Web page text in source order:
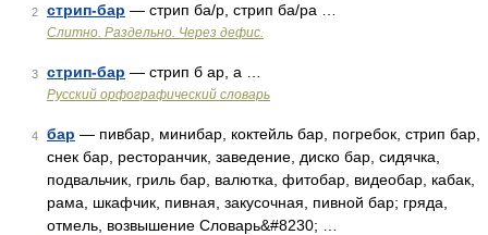
2 стрип-бар — стрип ба/р, стрип ба/ра …
Слитно. Раздельно. Через дефис.
3 стрип-бар — стрип б ар, а …
Русский орфографический словарь
4 бар — пивбар, минибар, коктейль бар, погребок, стрип бар,
снек бар, ресторанчик, заведение, диско бар, сидячка,
подвальчик, гриль бар, валютка, фитобар, видеобар, кабак,
рама, шкафчик, пивная, закусочная, пивной бар; гряда,
отмель, возвышение Словарь&#8230; …